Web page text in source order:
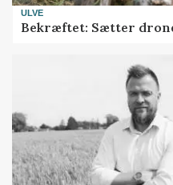
ULVE
Bekræftet: Sætter